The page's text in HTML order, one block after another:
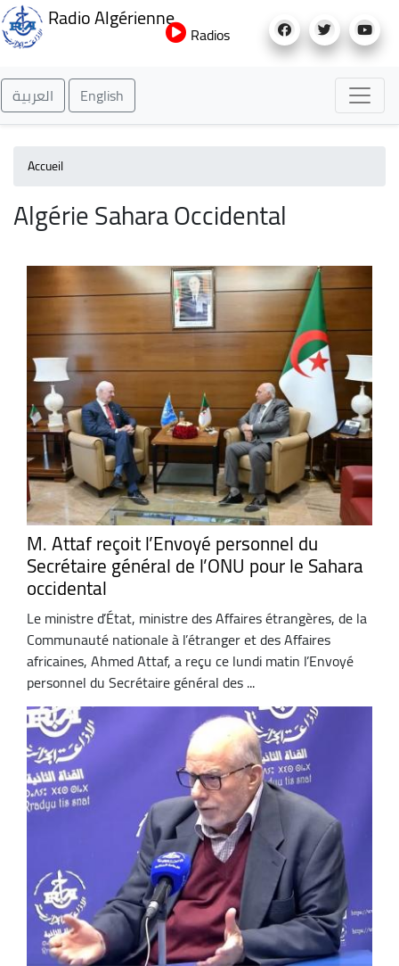
au
Radio Algérienne
Radios
العربية English
Accueil
Algérie Sahara Occidental
M. Attaf reçoit l’Envoyé personnel du
Secrétaire général de l’ONU pour le Sahara
occidental
Le ministre d’État, ministre des Affaires étrangères, de la
Communauté nationale à l’étranger et des Affaires
africaines, Ahmed Attaf, a reçu ce lundi matin l’Envoyé
personnel du Secrétaire général des ...